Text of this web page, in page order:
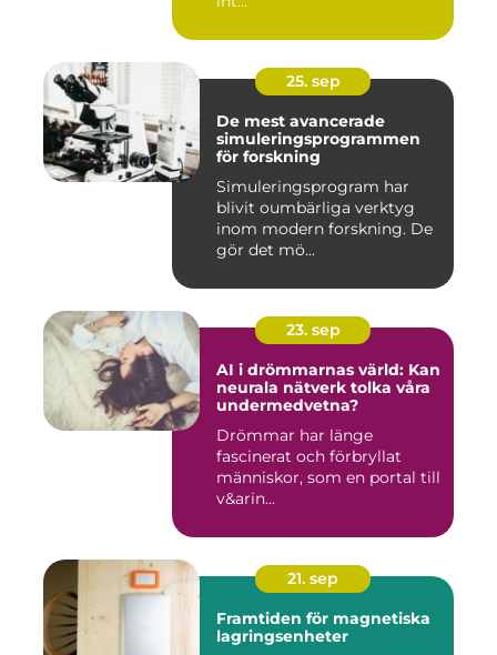
25. sep
De mest avancerade
simuleringsprogrammen
för forskning
Simuleringsprogram har
blivit oumbärliga verktyg
inom modern forskning. De
gör det mö...
23. sep
AI i drömmarnas värld: Kan
neurala nätverk tolka våra
undermedvetna?
Drömmar har länge
fascinerat och förbryllat
människor, som en portal till
v&arin...
21. sep
Framtiden för magnetiska
lagringsenheter